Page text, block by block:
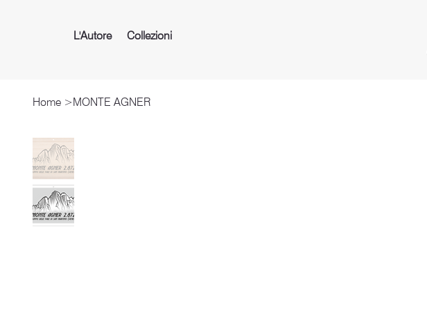
L'Autore Collezioni
Home >MONTE AGNER